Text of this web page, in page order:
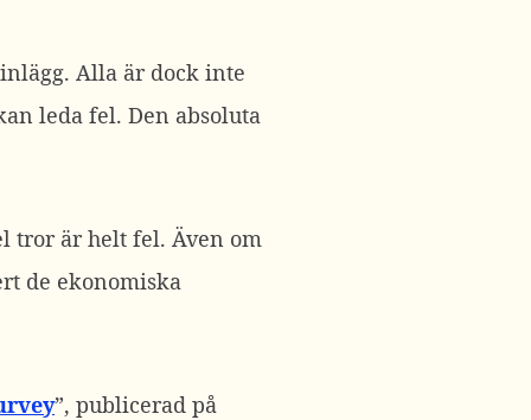
Alla är dock inte
leda fel. Den absoluta
tror är helt fel. Även om
de ekonomiska
”, publicerad på